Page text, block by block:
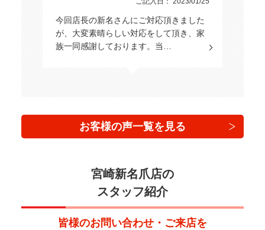
今回店長の新名さんにご対応頂きました
が、大変素晴らしい対応をして頂き、家
族一同感謝しております。当…
お客様の声一覧を見る
宮崎新名爪店の
スタッフ紹介
皆様のお問い合わせ・ご来店を